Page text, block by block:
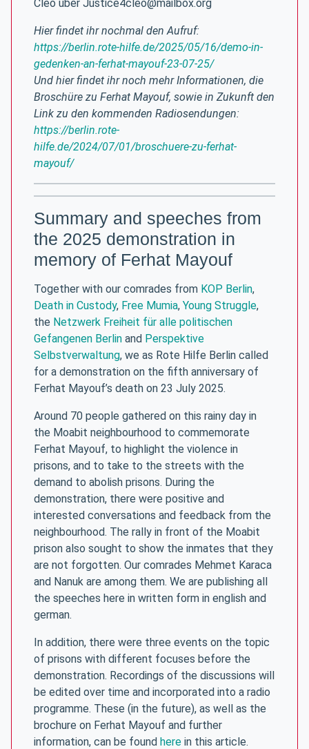
Cleo über Justice4cleo@mailbox.org
Hier findet ihr nochmal den Aufruf:
https://berlin.rote-hilfe.de/2025/05/16/demo-in-
gedenken-an-ferhat-mayouf-23-07-25/
Und hier findet ihr noch mehr Informationen, die
Broschüre zu Ferhat Mayouf, sowie in Zukunft den
Link zu den kommenden Radiosendungen:
https://berlin.rote-
hilfe.de/2024/07/01/broschuere-zu-ferhat-
mayouf/
Summary and speeches from
the 2025 demonstration in
memory of Ferhat Mayouf
Together with our comrades from KOP Berlin,
Death in Custody, Free Mumia, Young Struggle,
the Netzwerk Freiheit für alle politischen
Gefangenen Berlin and Perspektive
Selbstverwaltung, we as Rote Hilfe Berlin called
for a demonstration on the fifth anniversary of
Ferhat Mayouf’s death on 23 July 2025.
Around 70 people gathered on this rainy day in
the Moabit neighbourhood to commemorate
Ferhat Mayouf, to highlight the violence in
prisons, and to take to the streets with the
demand to abolish prisons. During the
demonstration, there were positive and
interested conversations and feedback from the
neighbourhood. The rally in front of the Moabit
prison also sought to show the inmates that they
are not forgotten. Our comrades Mehmet Karaca
and Nanuk are among them. We are publishing all
the speeches here in written form in english and
german.
In addition, there were three events on the topic
of prisons with different focuses before the
demonstration. Recordings of the discussions will
be edited over time and incorporated into a radio
programme. These (in the future), as well as the
brochure on Ferhat Mayouf and further
information, can be found here in this article.